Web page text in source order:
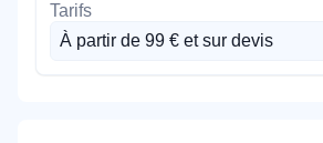
À partir de 99 € et sur devis